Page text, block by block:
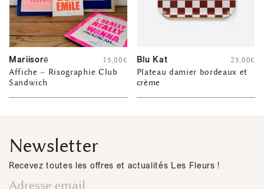
Mariisorē
Affiche – Risographie Club
Sandwich
15,00€ Blu Kat
Plateau damier bordeaux et
crème
25,00€
Newsletter
Recevez toutes les offres et actualités Les Fleurs !